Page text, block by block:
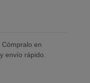
Cómpralo en
envío rápido.